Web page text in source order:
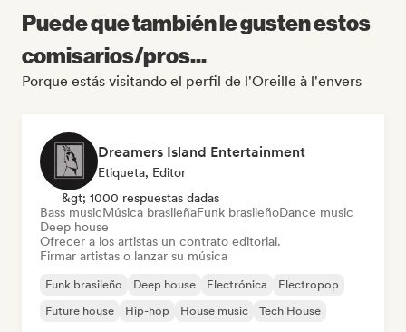
Puede que también le gusten estos
comisarios/pros...
Porque estás visitando el perfil de l'Oreille à l'envers
Dreamers Island Entertainment
Etiqueta, Editor
&gt; 1000 respuestas dadas
Bass musicMúsica brasileñaFunk brasileñoDance music
Deep house
Ofrecer a los artistas un contrato editorial.
Firmar artistas o lanzar su música
Funk brasileño Deep house Electrónica
Electropop
Future house
Hip-hop House music Tech House